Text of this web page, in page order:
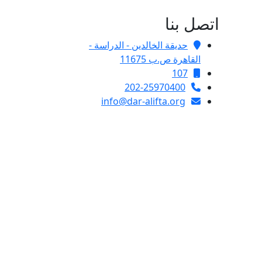
اتصل بنا
حديقة الخالدين - الدراسة -
القاهرة ص.ب 11675
107
202-25970400
info@dar-alifta.org